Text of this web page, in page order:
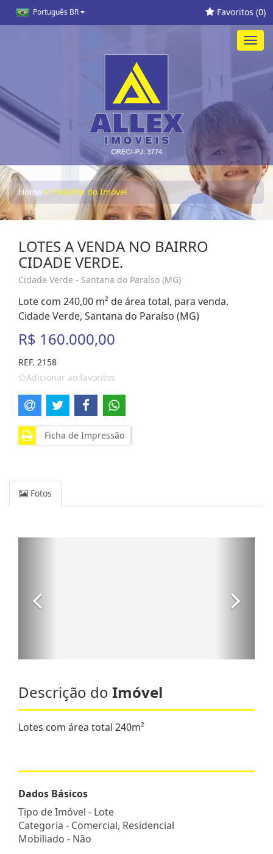
Português BR Favoritos (0)
Home Detalhe do Imóvel
LOTES A VENDA NO BAIRRO
CIDADE VERDE.
Cidade Verde - Santana do Paraíso (MG)
Lote com 240,00 m² de área total, para venda.
Cidade Verde, Santana do Paraíso (MG)
R$ 160.000,00
REF. 2158
Adicionar ao favoritos
Ficha de Impressão
Fotos
Descrição do Imóvel
Lotes com área total 240m²
Dados Básicos
Tipo de Imóvel - Lote
Categoria - Comercial, Residencial
Mobiliado - Não